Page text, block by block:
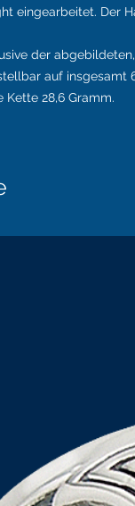
eingearbeitet. Der
der
auf insgesamt
Kette 28,6 Gramm.